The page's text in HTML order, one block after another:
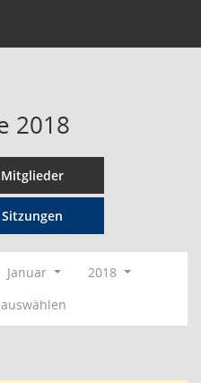
2018
Mitglieder
Sitzungen
Januar
2018